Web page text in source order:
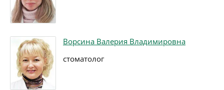
Ворсина Валерия Владимировна
стоматолог